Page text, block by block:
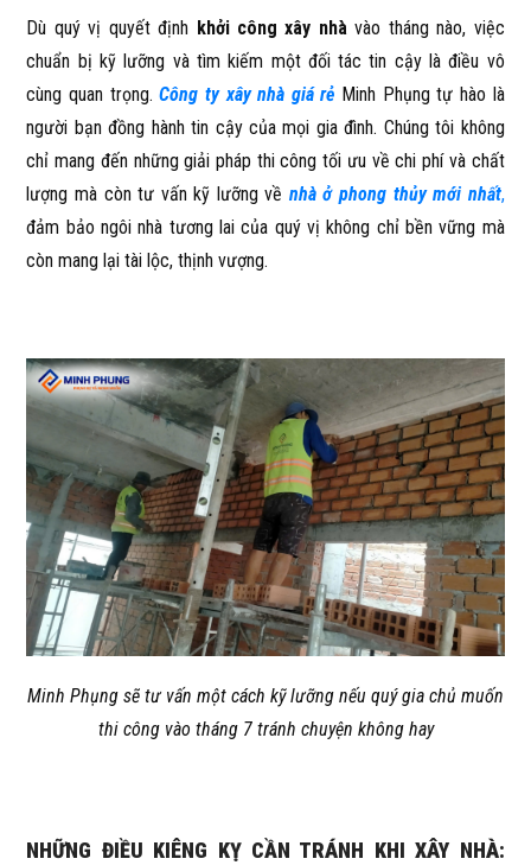
Dù quý vị quyết định khởi công xây nhàvào tháng nào, việc
chuẩn bị kỹ lưỡng và tìm kiếm một đối tác tin cậy là điều vô
cùng quan trọng.Công ty xây nhà giá rẻ Minh Phụng tự hào là
người bạn đồng hành tin cậy của mọi gia đình. Chúng tôi không
chỉ mang đến những giải pháp thi công tối ưu về chi phí và chất
lượng mà còn tư vấn kỹ lưỡng về nhà ở phong thủy mới nhất,
đảm bảo ngôi nhà tương lai của quý vị không chỉ bền vững mà
còn mang lại tài lộc, thịnh vượng.
Minh Phụng sẽ tư vấn một cách kỹ lưỡng nếu quý gia chủ muốn
thi công vào tháng 7 tránh chuyện không hay
NHỮNG ĐIỀU KIÊNG KỴ CẦN TRÁNH KHI XÂY NHÀ: